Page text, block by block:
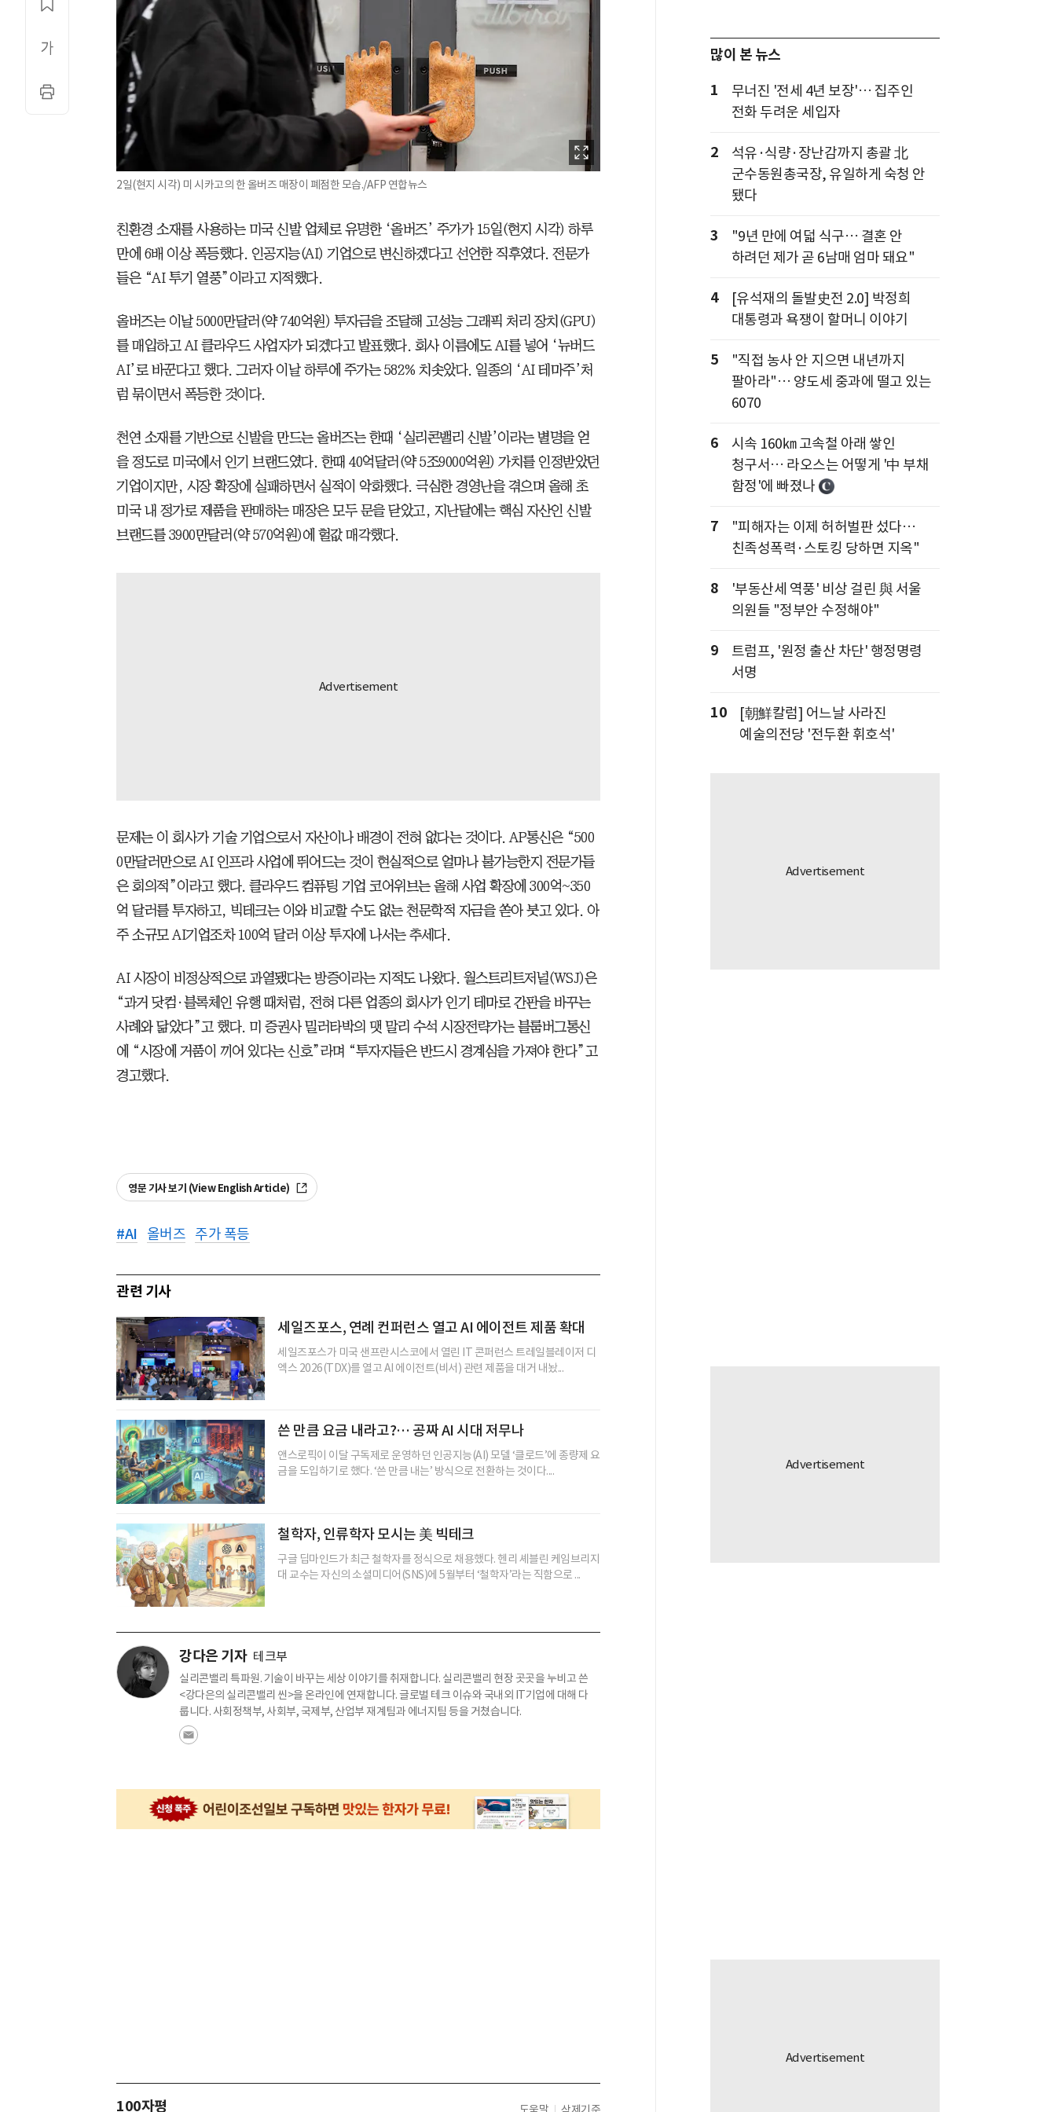
2일(현지 시각) 미 시카고의 한 올버즈 매장이 폐점한 모습./AFP 연합뉴스
친환경 소재를 사용하는 미국 신발 업체로 유명한 ‘올버즈’ 주가가 15일(현지 시각) 하루
만에 6배 이상 폭등했다. 인공지능(AI) 기업으로 변신하겠다고 선언한 직후였다. 전문가
들은 “AI 투기 열풍”이라고 지적했다.
올버즈는 이날 5000만달러(약 740억원) 투자금을 조달해 고성능 그래픽 처리 장치(GPU)
를 매입하고 AI 클라우드 사업자가 되겠다고 발표했다. 회사 이름에도 AI를 넣어 ‘뉴버드
AI’로 바꾼다고 했다. 그러자 이날 하루에 주가는 582% 치솟았다. 일종의 ‘AI 테마주’처
럼 묶이면서 폭등한 것이다.
천연 소재를 기반으로 신발을 만드는 올버즈는 한때 ‘실리콘밸리 신발’이라는 별명을 얻
을 정도로 미국에서 인기 브랜드였다. 한때 40억달러(약 5조9000억원) 가치를 인정받았던
기업이지만, 시장 확장에 실패하면서 실적이 악화했다. 극심한 경영난을 겪으며 올해 초
미국 내 정가로 제품을 판매하는 매장은 모두 문을 닫았고, 지난달에는 핵심 자산인 신발
브랜드를 3900만달러(약 570억원)에 헐값 매각했다.
문제는 이 회사가 기술 기업으로서 자산이나 배경이 전혀 없다는 것이다. AP통신은 “500
0만달러만으로 AI 인프라 사업에 뛰어드는 것이 현실적으로 얼마나 불가능한지 전문가들
은 회의적”이라고 했다. 클라우드 컴퓨팅 기업 코어위브는 올해 사업 확장에 300억~350
억 달러를 투자하고, 빅테크는 이와 비교할 수도 없는 천문학적 자금을 쏟아 붓고 있다. 아
주 소규모 AI기업조차 100억 달러 이상 투자에 나서는 추세다.
AI 시장이 비정상적으로 과열됐다는 방증이라는 지적도 나왔다. 월스트리트저널(WSJ)은
“과거 닷컴·블록체인 유행 때처럼, 전혀 다른 업종의 회사가 인기 테마로 간판을 바꾸는
사례와 닮았다”고 했다. 미 증권사 밀러타박의 맷 말리 수석 시장전략가는 블룸버그통신
에 “시장에 거품이 끼어 있다는 신호”라며 “투자자들은 반드시 경계심을 가져야 한다”고
경고했다.
영문 기사 보기 (View English Article)
#AI 올버즈 주가 폭등
관련 기사
세일즈포스, 연례 컨퍼런스 열고 AI 에이전트 제품 확대
세일즈포스가 미국 샌프란시스코에서 열린 IT 콘퍼런스 트레일블레이저 디
엑스 2026(TDX)를 열고 AI 에이전트(비서) 관련 제품을 대거 내놨...
쓴 만큼 요금 내라고?… 공짜 AI 시대 저무나
앤스로픽이 이달 구독제로 운영하던 인공지능(AI) 모델 ‘클로드’에 종량제 요
금을 도입하기로 했다. ‘쓴 만큼 내는’ 방식으로 전환하는 것이다....
철학자, 인류학자 모시는 美 빅테크
구글 딥마인드가 최근 철학자를 정식으로 채용했다. 헨리 셰블린 케임브리지
대 교수는 자신의 소셜미디어(SNS)에 5월부터 ‘철학자’라는 직함으로 ...
강다은 기자 테크부
실리콘밸리 특파원. 기술이 바꾸는 세상 이야기를 취재합니다. 실리콘밸리 현장 곳곳을 누비고 쓴
<강다은의 실리콘밸리 씬>을 온라인에 연재합니다. 글로벌 테크 이슈와 국내외 IT기업에 대해 다
룹니다. 사회정책부, 사회부, 국제부, 산업부 재계팀과 에너지팀 등을 거쳤습니다.
100자평
많이 본 뉴스
1
무너진 '전세 4년 보장'… 집주인
전화 두려운 세입자
2
석유·식량·장난감까지 총괄 北
군수동원총국장, 유일하게 숙청 안
됐다
3
"9년 만에 여덟 식구… 결혼 안
하려던 제가 곧 6남매 엄마 돼요"
4
[유석재의 돌발史전 2.0] 박정희
대통령과 욕쟁이 할머니 이야기
5
"직접 농사 안 지으면 내년까지
팔아라"… 양도세 중과에 떨고 있는
6070
6
시속 160㎞ 고속철 아래 쌓인
청구서… 라오스는 어떻게 '中 부채
함정'에 빠졌나
7
"피해자는 이제 허허벌판 섰다…
친족성폭력·스토킹 당하면 지옥"
8
'부동산세 역풍' 비상 걸린 與 서울
의원들 "정부안 수정해야"
9
트럼프, '원정 출산 차단' 행정명령
서명
10
[朝鮮칼럼] 어느날 사라진
예술의전당 '전두환 휘호석'